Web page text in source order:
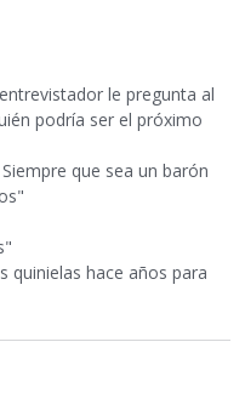
le pregunta al
podría ser el próximo
que sea un barón
quinielas hace años para